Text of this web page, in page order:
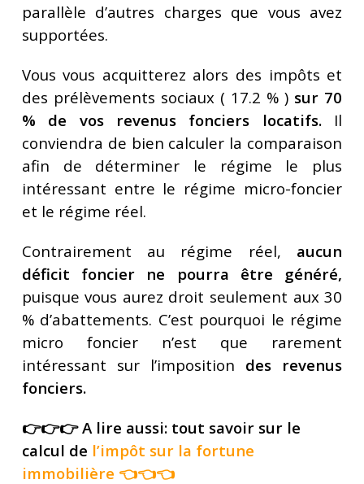
parallèle d’autres charges que vous avez
supportées.
Vous vous acquitterez alors des impôts et
des prélèvements sociaux ( 17.2 % ) sur 70
% de vos revenus fonciers locatifs.Il
conviendra de bien calculer la comparaison
afin de déterminer le régime le plus
intéressant entre le régime micro-foncier
et le régime réel.
Contrairement au régime réel, aucun
déficit foncier ne pourra être généré,
puisque vous aurez droit seulement aux 30
% d’abattements. C’est pourquoi le régime
micro foncier n’est que rarement
intéressant sur l’imposition des revenus
fonciers.
👉👉👉 A lire aussi: tout savoir sur le
calcul de l’impôt sur la fortune
immobilière 👈👈👈